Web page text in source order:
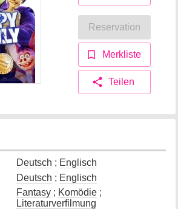
Reservation
Merkliste
Teilen
Deutsch ; Englisch
Deutsch ; Englisch
Fantasy ; Komödie ;
Literaturverfilmung